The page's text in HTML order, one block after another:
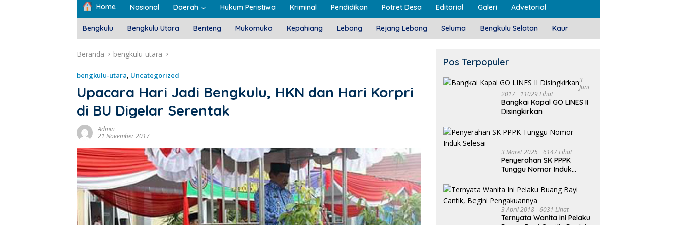
Home Nasional Daerah Hukum Peristiwa Kriminal Pendidikan Potret Desa Editorial Galeri Advetorial
Bengkulu Bengkulu Utara Benteng Mukomuko Kepahiang Lebong Rejang Lebong Seluma Bengkulu Selatan Kaur
Beranda bengkulu-utara
bengkulu-utara Uncategorized
Upacara Hari Jadi Bengkulu, HKN dan Hari Korpri
di BU Digelar Serentak
Admin
21 November 2017
Pos Terpopuler
3
Juni
2017
11029 Lihat
Bangkai Kapal GO LINES II
Disingkirkan
3 Maret 2025 6147 Lihat
Penyerahan SK PPPK
Tunggu Nomor Induk
3 April 2018 6031 Lihat
Ternyata Wanita Ini Pelaku